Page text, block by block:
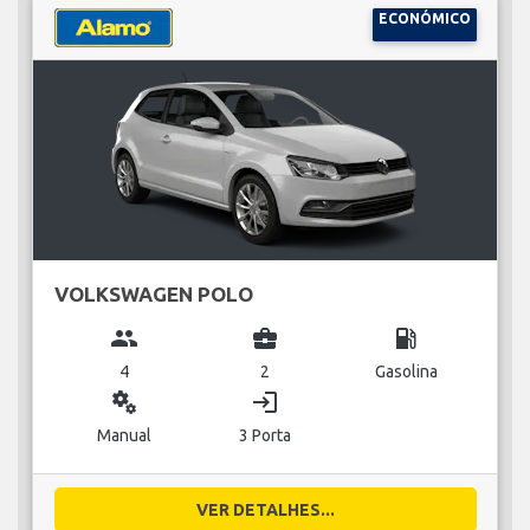
ECONÓMICO
VOLKSWAGEN POLO
group
4
business_center
2
local_gas_station
Gasolina
miscellaneous_services
Manual
login
3 Porta
VER DETALHES...